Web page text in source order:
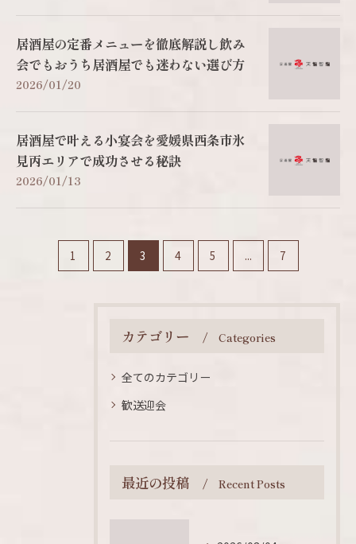
居酒屋の定番メニューを徹底解説し飲み
会でもおうち居酒屋でも迷わない選び方
2026/01/20
居酒屋で叶える小宴会を愛媛県西条市氷
見丙エリアで成功させる秘訣
2026/01/13
1 2 3 4 5 ... 7
カテゴリー Categories
全てのカテゴリー
歓送迎会
最近の投稿 Recent Posts